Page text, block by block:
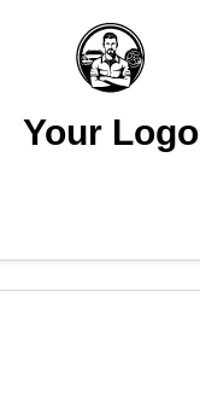
Your Logo